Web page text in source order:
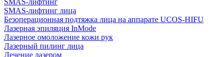
SMAS-лифтинг
SMAS-лифтинг лица
Безоперационная подтяжка лица на аппарате UCOS-HIFU
Лазерная эпиляция InMode
Лазерное омоложение кожи рук
Лазерный пилинг лица
Лечение лазером